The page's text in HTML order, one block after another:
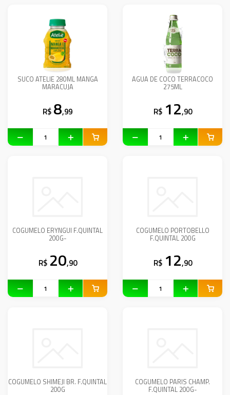
SUCO ATELIE 280ML MANGA
MARACUJA
R$ 8,99
AGUA DE COCO TERRACOCO
275ML
R$ 12,90
COGUMELO ERYNGUI F.QUINTAL
200G-
R$ 20,90
COGUMELO PORTOBELLO
F.QUINTAL 200G
R$ 12,90
COGUMELO SHIMEJI BR. F.QUINTAL
200G
COGUMELO PARIS CHAMP.
F.QUINTAL 200G-